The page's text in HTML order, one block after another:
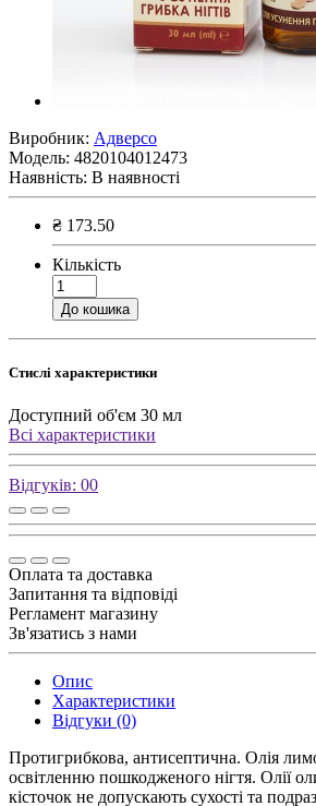
Виробник: Адверсо
Модель: 4820104012473
Наявність: В наявності
₴ 173.50
Кількість
До кошика
Стислі характеристики
Доступний об'єм 30 мл
Всі характеристики
Відгуків: 00
Оплата та доставка
Запитання та відповіді
Регламент магазину
Зв'язатись з нами
Опис
Характеристики
Відгуки (0)
Протигрибкова, антисептична. Олія
освітленню пошкодженого нігтя. Олії
кісточок не допускають сухості та